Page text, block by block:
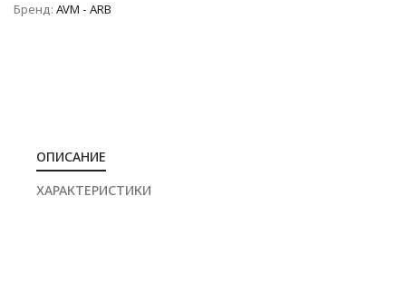
Бренд: AVM - ARB
ОПИСАНИЕ
ХАРАКТЕРИСТИКИ